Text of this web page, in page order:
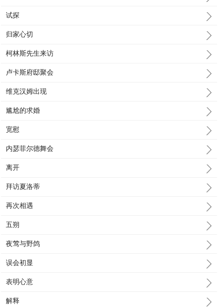
试探
归家心切
柯林斯先生来访
卢卡斯府邸聚会
维克汉姆出现
尴尬的求婚
宽慰
内瑟菲尔德舞会
离开
拜访夏洛蒂
再次相遇
五朔
夜莺与野鸽
误会初显
表明心意
解释